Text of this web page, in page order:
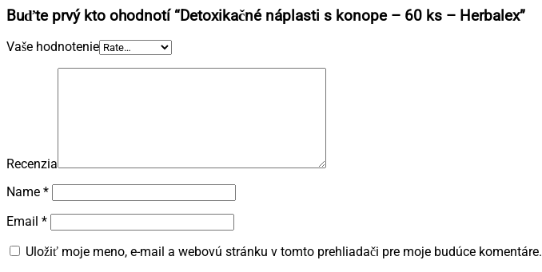
Buďte prvý kto ohodnotí “Detoxikačné náplasti s konope – 60 ks – Herbalex”
Vaše hodnotenie
Recenzia
Name *
Email *
Uložiť moje meno, e-mail a webovú stránku v tomto prehliadači pre moje budúce komentáre.